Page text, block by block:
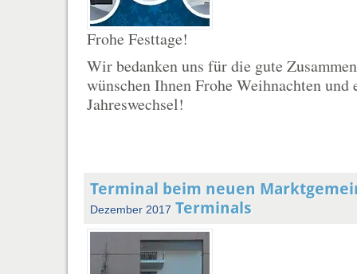
Frohe Festtage!
Wir bedanken uns für die gute
wünschen Ihnen Frohe Weihnachten und
Jahreswechsel!
Terminal beim neuen
Dezember 2017 Terminals